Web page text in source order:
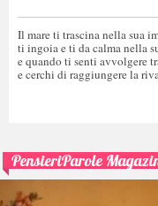
Il mare ti trascina nella sua
ti ingoia e ti da calma nella
e quando ti senti avvolgere
e cerchi di raggiungere la
PensieriParole